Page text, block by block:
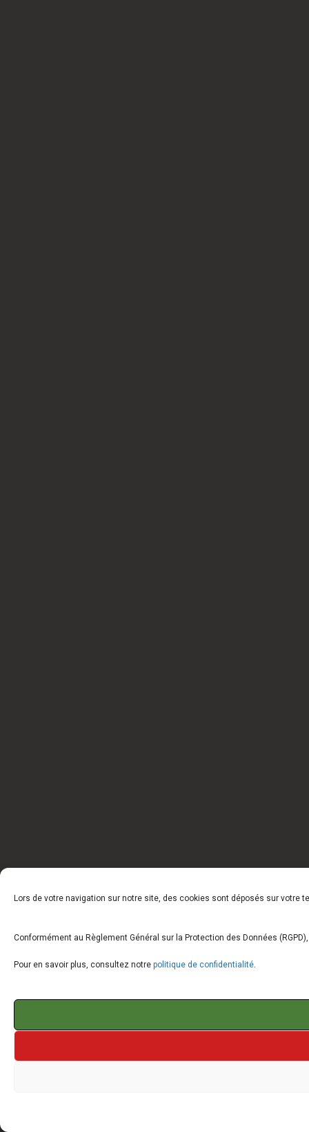
Lors de votre navigation sur notre site, des cookies sont déposés sur votre
Conformément au Règlement Général sur la Protection des Données
Pour en savoir plus, consultez notre politique de confidentialité.